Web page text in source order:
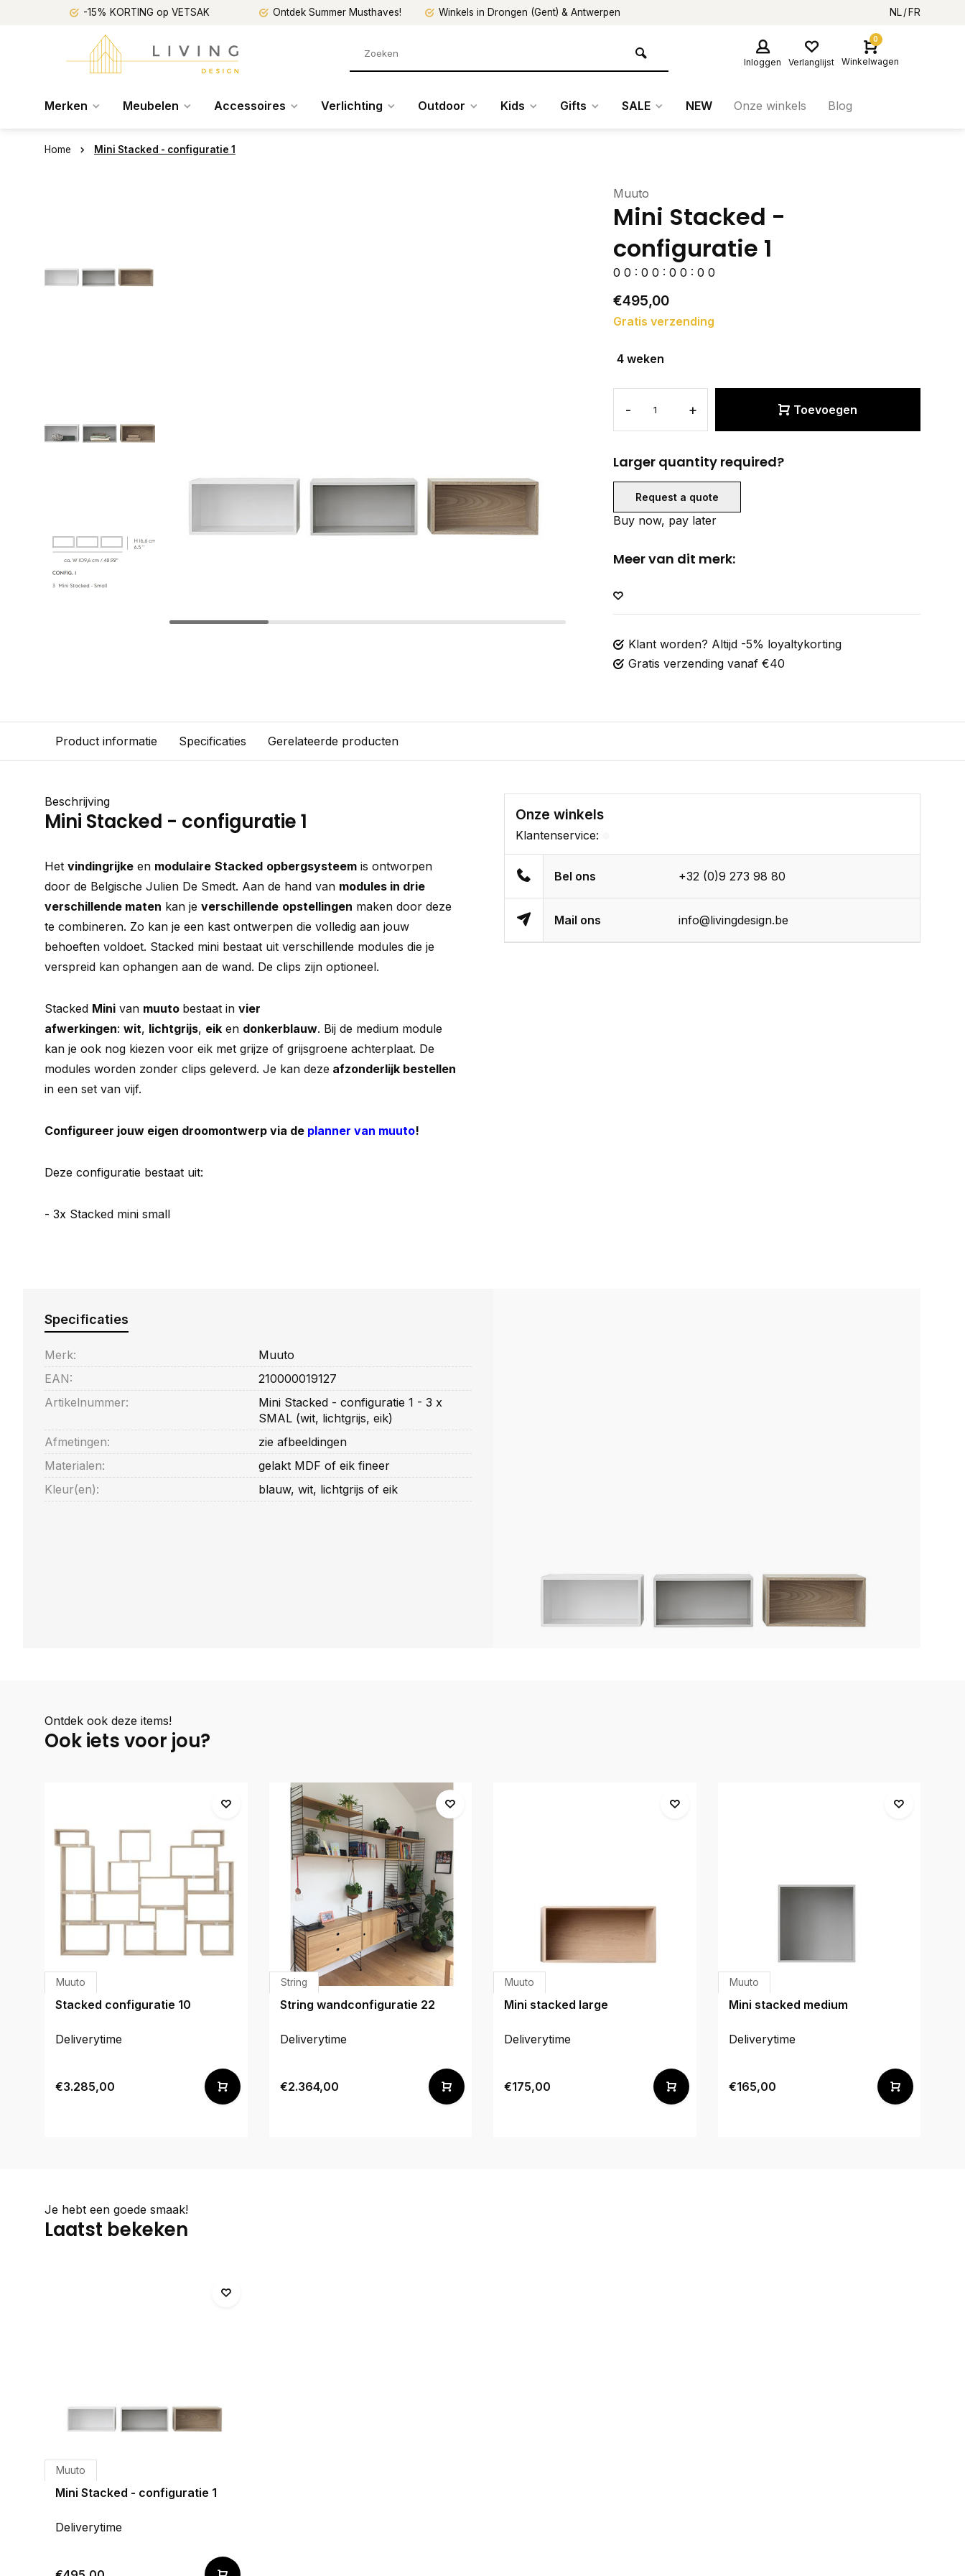
-15% KORTING op VETSAK Ontdek Summer Musthaves! Winkels in Drongen (Gent) & Antwerpen NL FR
Inloggen Verlanglijst
0
Winkelwagen
Merken Meubelen Accessoires Verlichting Outdoor Kids Gifts SALE NEW Onze winkels Blog
Home Mini Stacked - configuratie 1
Muuto
Mini Stacked -
configuratie 1
0 0 : 0 0 : 0 0 : 0 0
€495,00
Gratis verzending
4 weken
- + Toevoegen
Larger quantity required?
Request a quote
Buy now, pay later
Meer van dit merk:
Klant worden? Altijd -5% loyaltykorting
Gratis verzending vanaf €40
Product informatie Specificaties Gerelateerde producten
Beschrijving
Mini Stacked - configuratie 1
Het vindingrijke en modulaire Stacked opbergsysteem is ontworpen
door de Belgische Julien De Smedt. Aan de hand van modules in drie
verschillende maten kan je verschillende opstellingen maken door deze
te combineren. Zo kan je een kast ontwerpen die volledig aan jouw
behoeften voldoet. Stacked mini bestaat uit verschillende modules die je
verspreid kan ophangen aan de wand. De clips zijn optioneel.
Stacked Mini van muuto bestaat in vier
afwerkingen: wit, lichtgrijs, eik en donkerblauw. Bij de medium module
kan je ook nog kiezen voor eik met grijze of grijsgroene achterplaat. De
modules worden zonder clips geleverd. Je kan deze afzonderlijk bestellen
in een set van vijf.
Configureer jouw eigen droomontwerp via de planner van muuto!
Deze configuratie bestaat uit:
- 3x Stacked mini small
Onze winkels
Klantenservice:
Bel ons +32 (0)9 273 98 80
Mail ons info@livingdesign.be
Specificaties
Merk:
Muuto
EAN:
210000019127
Artikelnummer:
Mini Stacked - configuratie 1 - 3 x
SMAL (wit, lichtgrijs, eik)
Afmetingen:
zie afbeeldingen
Materialen:
gelakt MDF of eik fineer
Kleur(en):
blauw, wit, lichtgrijs of eik
Ontdek ook deze items!
Ook iets voor jou?
Muuto
Stacked configuratie 10
Deliverytime
€3.285,00
String
String wandconfiguratie 22
Deliverytime
€2.364,00
Muuto
Mini stacked large
Deliverytime
€175,00
Muuto
Mini stacked medium
Deliverytime
€165,00
Je hebt een goede smaak!
Laatst bekeken
Muuto
Mini Stacked - configuratie 1
Deliverytime